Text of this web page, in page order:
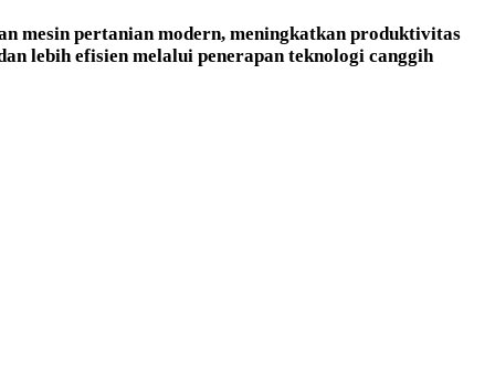
mesin pertanian modern, meningkatkan produktivitas
lebih efisien melalui penerapan teknologi canggih